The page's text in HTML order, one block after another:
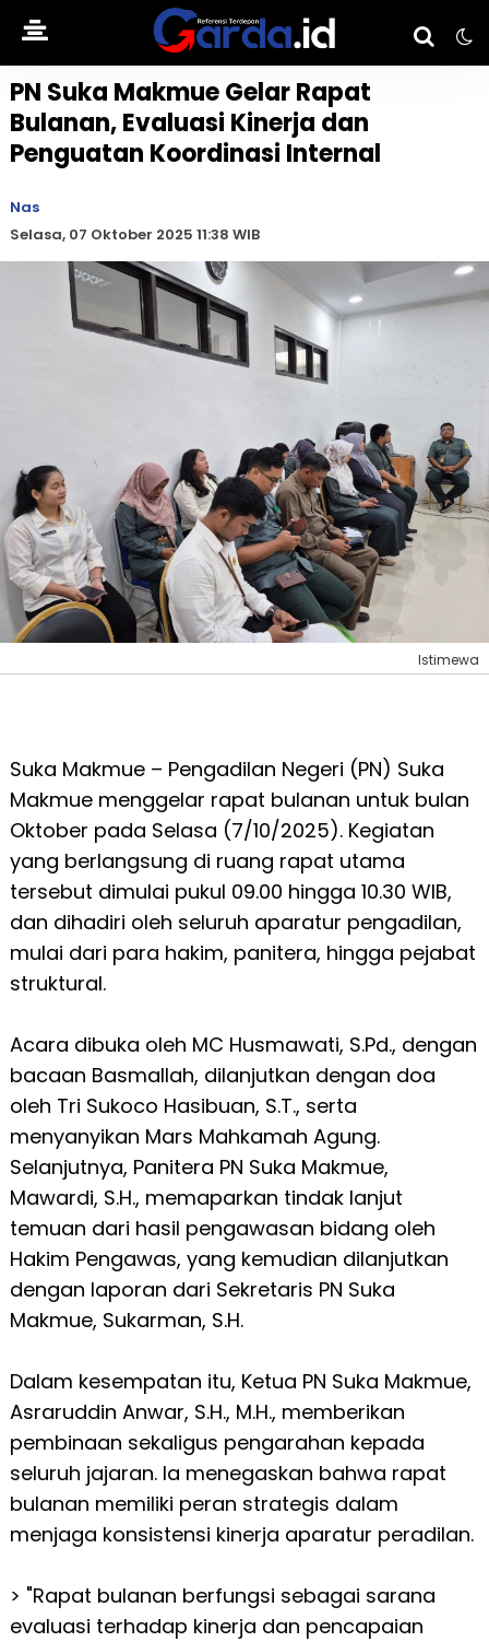
PN Suka Makmue Gelar Rapat
Bulanan, Evaluasi Kinerja dan
Penguatan Koordinasi Internal
Nas
Selasa, 07 Oktober 2025 11:38 WIB
Istimewa
Suka Makmue – Pengadilan Negeri (PN) Suka
Makmue menggelar rapat bulanan untuk bulan
Oktober pada Selasa (7/10/2025). Kegiatan
yang berlangsung di ruang rapat utama
tersebut dimulai pukul 09.00 hingga 10.30 WIB,
dan dihadiri oleh seluruh aparatur pengadilan,
mulai dari para hakim, panitera, hingga pejabat
struktural.
Acara dibuka oleh MC Husmawati, S.Pd., dengan
bacaan Basmallah, dilanjutkan dengan doa
oleh Tri Sukoco Hasibuan, S.T., serta
menyanyikan Mars Mahkamah Agung.
Selanjutnya, Panitera PN Suka Makmue,
Mawardi, S.H., memaparkan tindak lanjut
temuan dari hasil pengawasan bidang oleh
Hakim Pengawas, yang kemudian dilanjutkan
dengan laporan dari Sekretaris PN Suka
Makmue, Sukarman, S.H.
Dalam kesempatan itu, Ketua PN Suka Makmue,
Asraruddin Anwar, S.H., M.H., memberikan
pembinaan sekaligus pengarahan kepada
seluruh jajaran. Ia menegaskan bahwa rapat
bulanan memiliki peran strategis dalam
menjaga konsistensi kinerja aparatur peradilan.
> "Rapat bulanan berfungsi sebagai sarana
evaluasi terhadap kinerja dan pencapaian